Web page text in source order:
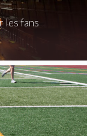
les fans